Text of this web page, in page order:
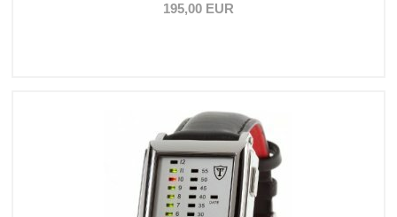
195,00 EUR